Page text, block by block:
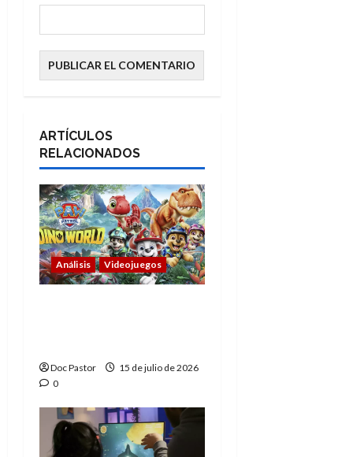
ARTÍCULOS
RELACIONADOS
Análisis Videojuegos
Doc Pastor
15 de julio de 2026
0